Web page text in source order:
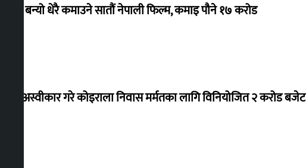
‘गौंथली’ बन्यो धेरै कमाउने सातौं नेपाली फिल्म, कमाइ पौने १७ करोड
शेखरले अस्वीकार गरे कोइराला निवास मर्मतका लागि विनियोजित २ करोड बजेट